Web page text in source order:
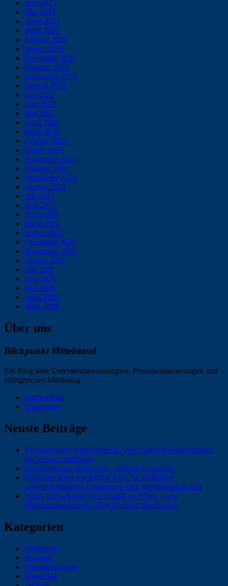
Juni 2023
Mai 2023
April 2023
März 2023
Februar 2023
Januar 2023
Dezember 2022
Oktober 2022
September 2022
August 2022
Juli 2022
Juni 2022
Mai 2022
April 2022
März 2022
Februar 2022
Januar 2022
November 2021
Oktober 2021
September 2021
August 2021
Juli 2021
Juni 2021
April 2021
März 2021
Januar 2021
Dezember 2020
November 2020
August 2020
Juli 2020
Juni 2020
Mai 2020
April 2020
März 2020
Über uns
Blickpunkt Mittelstand
Ein Blog über Unternehmensstrategien, Prozessoptimierungen und
erfolgreiches Marketing.
Datenschutz
Impressum
Neuste Beiträge
Umsatzbooster Außenbereich: Wie Gastro-Überdachungen
die Saison verlängern
Hafenprozesse optimieren – digitale Lösungen
Wenn das Büro zur Bühne wird: So verändern
außergewöhnliche Teamreisen die Unternehmenskultur
Wenn Verpackung mehr erzählt als Worte – wie
Mittelstandskonzepte 2026 Kunden überzeugen
Kategorien
Allgemein
Business
Dienstleistungen
Marketing